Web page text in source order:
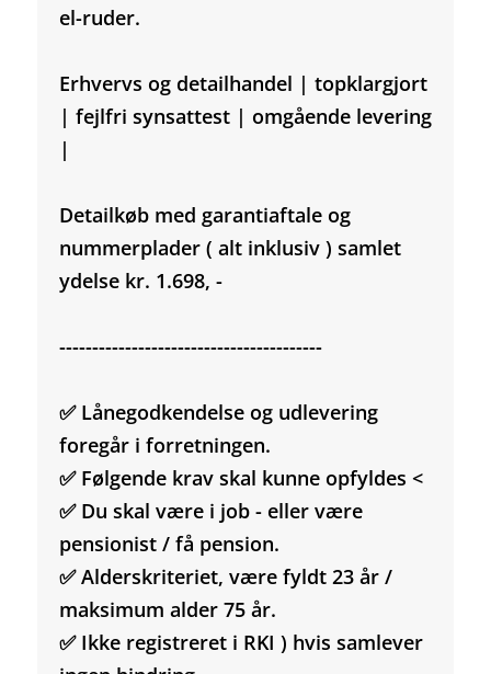
el-ruder.
Erhvervs og detailhandel | topklargjort
| fejlfri synsattest | omgående levering
|
Detailkøb med garantiaftale og
nummerplader ( alt inklusiv ) samlet
ydelse kr. 1.698, -
----------------------------------------
✅ Lånegodkendelse og udlevering
foregår i forretningen.
✅ Følgende krav skal kunne opfyldes <
✅ Du skal være i job - eller være
pensionist / få pension.
✅ Alderskriteriet, være fyldt 23 år /
maksimum alder 75 år.
✅ Ikke registreret i RKI ) hvis samlever